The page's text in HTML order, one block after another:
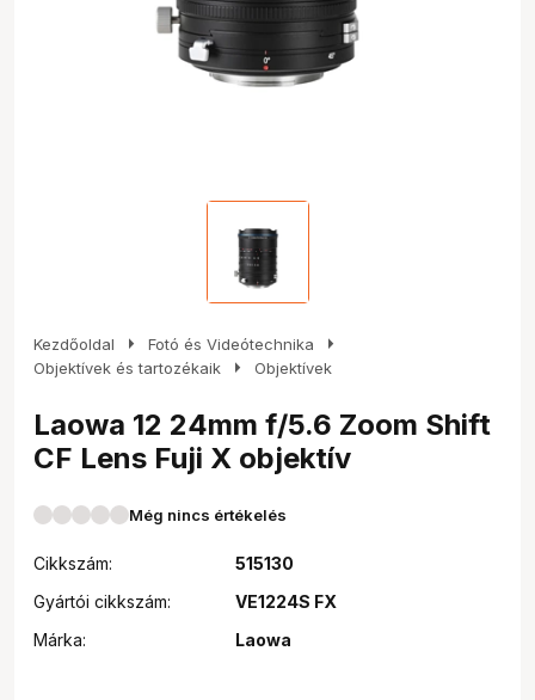
Kezdőoldal arrow_right Fotó és Videótechnika arrow_right
Objektívek és tartozékaik arrow_right Objektívek
Laowa 12 24mm f/5.6 Zoom Shift
CF Lens Fuji X objektív
Még nincs értékelés
Cikkszám:
515130
Gyártói cikkszám:
VE1224S FX
Márka:
Laowa